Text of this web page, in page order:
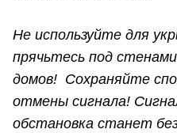
Не используйте для
прячьтесь под
домов! Сохраняйте
отмены сигнала!
обстановка станет